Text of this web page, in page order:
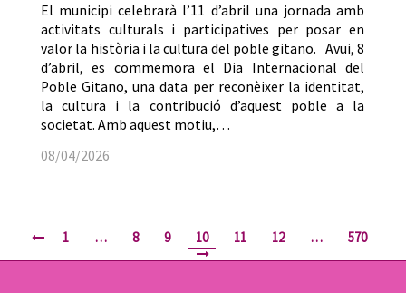
El municipi celebrarà l’11 d’abril una jornada amb
activitats culturals i participatives per posar en
valor la història i la cultura del poble gitano. Avui, 8
d’abril, es commemora el Dia Internacional del
Poble Gitano, una data per reconèixer la identitat,
la cultura i la contribució d’aquest poble a la
societat. Amb aquest motiu,…
08/04/2026
1 … 8 9 10 11 12 … 570